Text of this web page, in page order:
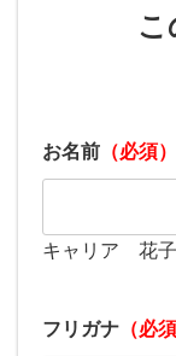
こ
お名前 （必須）
キャリア 花子
フリガナ （必須